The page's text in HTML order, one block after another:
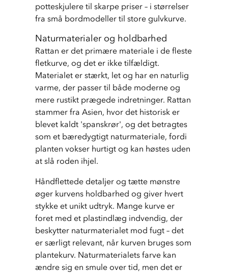
potteskjulere til skarpe priser – i størrelser
fra små bordmodeller til store gulvkurve.
Naturmaterialer og holdbarhed
Rattan er det primære materiale i de fleste
fletkurve, og det er ikke tilfældigt.
Materialet er stærkt, let og har en naturlig
varme, der passer til både moderne og
mere rustikt prægede indretninger. Rattan
stammer fra Asien, hvor det historisk er
blevet kaldt 'spanskrør', og det betragtes
som et bæredygtigt naturmateriale, fordi
planten vokser hurtigt og kan høstes uden
at slå roden ihjel.
Håndflettede detaljer og tætte mønstre
øger kurvens holdbarhed og giver hvert
stykke et unikt udtryk. Mange kurve er
foret med et plastindlæg indvendig, der
beskytter naturmaterialet mod fugt – det
er særligt relevant, når kurven bruges som
plantekurv. Naturmaterialets farve kan
ændre sig en smule over tid, men det er